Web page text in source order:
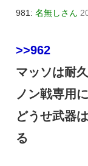
981: 名無しさん
>>962
マッソは耐
ノン戦専用
どうせ武器
る